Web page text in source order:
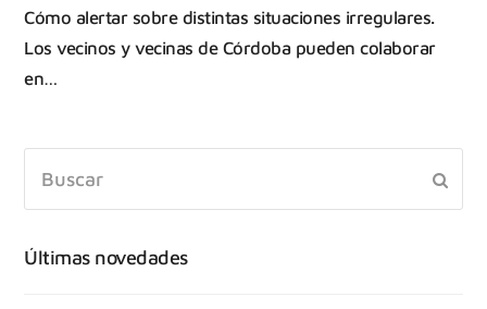
Cómo alertar sobre distintas situaciones irregulares.
Los vecinos y vecinas de Córdoba pueden colaborar
en…
Últimas novedades